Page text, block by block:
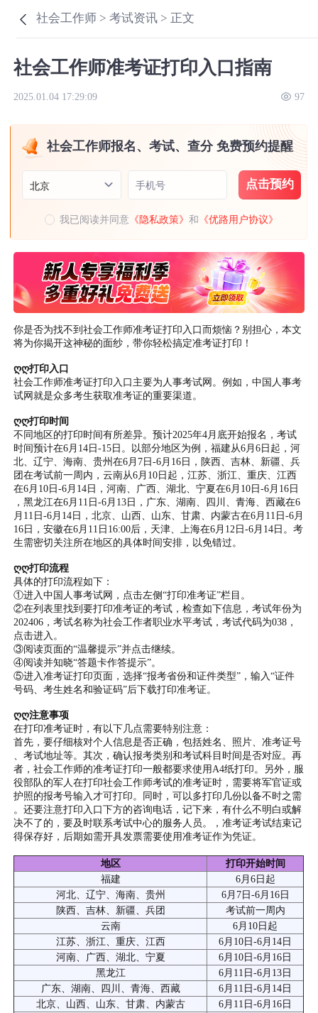
社会工作师 >考试资讯 > 正文
社会工作师准考证打印入口指南
2025.01.04 17:29:09 97
社会工作师报名、考试、查分 免费预约提醒
北京 手机号 点击预约
我已阅读并同意 《隐私政策》和 《优路用户协议》
你是否为找不到社会工作师准考证打印入口而烦恼？别担心，本文
将为你揭开这神秘的面纱，带你轻松搞定准考证打印！
ღღ打印入口
社会工作师准考证打印入口主要为人事考试网。例如，中国人事考
试网就是众多考生获取准考证的重要渠道。
ღღ打印时间
不同地区的打印时间有所差异。预计2025年4月底开始报名，考试
时间预计在6月14日-15日。以部分地区为例，福建从6月6日起，河
北、辽宁、海南、贵州在6月7日-6月16日，陕西、吉林、新疆、兵
团在考试前一周内，云南从6月10日起，江苏、浙江、重庆、江西
在6月10日-6月14日，河南、广西、湖北、宁夏在6月10日-6月16日
，黑龙江在6月11日-6月13日，广东、湖南、四川、青海、西藏在6
月11日-6月14日，北京、山西、山东、甘肃、内蒙古在6月11日-6月
16日，安徽在6月11日16:00后，天津、上海在6月12日-6月14日。考
生需密切关注所在地区的具体时间安排，以免错过。
ღღ打印流程
具体的打印流程如下：
①进入中国人事考试网，点击左侧“打印准考证”栏目。
②在列表里找到要打印准考证的考试，检查如下信息，考试年份为
202406，考试名称为社会工作者职业水平考试，考试代码为038，
点击进入。
③阅读页面的“温馨提示”并点击继续。
④阅读并知晓“答题卡作答提示”。
⑤进入准考证打印页面，选择“报考省份和证件类型”，输入“证件
号码、考生姓名和验证码”后下载打印准考证。
ღღ注意事项
在打印准考证时，有以下几点需要特别注意：
首先，要仔细核对个人信息是否正确，包括姓名、照片、准考证号
、考试地址等。其次，确认报考类别和考试科目时间是否对应。再
者，社会工作师的准考证打印一般都要求使用A4纸打印。另外，服
役部队的军人在打印社会工作师考试的准考证时，需要将军官证或
护照的报考号输入才可打印。同时，可以多打印几份以备不时之需
。还要注意打印入口下方的咨询电话，记下来，有什么不明白或解
决不了的，要及时联系考试中心的服务人员。，准考证考试结束记
得保存好，后期如需开具发票需要使用准考证作为凭证。
地区
打印开始时间
福建
6月6日起
河北、辽宁、海南、贵州
6月7日-6月16日
陕西、吉林、新疆、兵团
考试前一周内
云南
6月10日起
江苏、浙江、重庆、江西
6月10日-6月14日
河南、广西、湖北、宁夏
6月10日-6月16日
黑龙江
6月11日-6月13日
广东、湖南、四川、青海、西藏
6月11日-6月14日
北京、山西、山东、甘肃、内蒙古
6月11日-6月16日